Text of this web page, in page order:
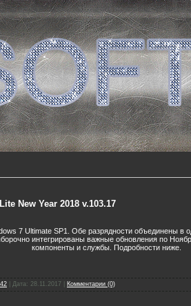
New Year 2018 v.103.17
7 Ultimate SP1. Обе разрядности объединены
интегрированы важные обновления по
компоненты и службы. Подробности ниже.
Дата: 28.11.2017 Комментарии (0)